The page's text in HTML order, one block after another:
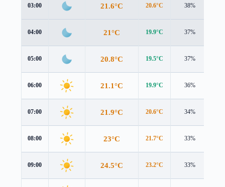
03:00 21.6°C 20.6°C 38%
04:00 21°C 19.9°C 37%
05:00 20.8°C 19.5°C 37%
06:00 21.1°C 19.9°C 36%
07:00 21.9°C 20.6°C 34%
08:00 23°C 21.7°C 33%
09:00 24.5°C 23.2°C 33%